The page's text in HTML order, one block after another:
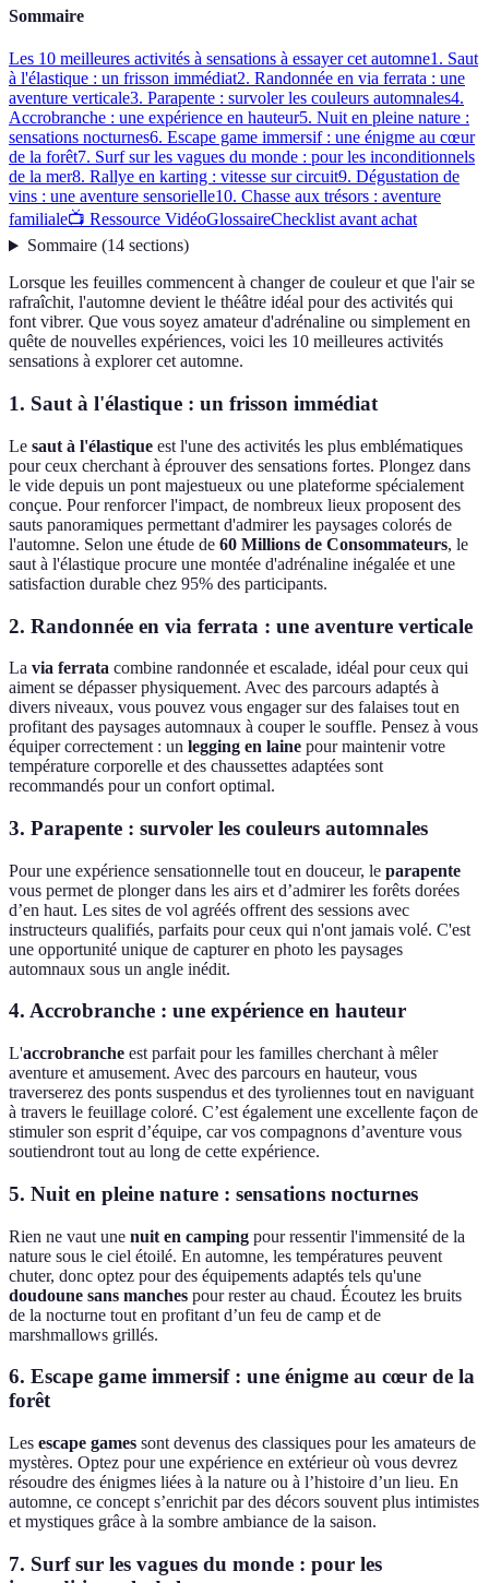
Sommaire
Les 10 meilleures activités à sensations à essayer cet automne1. Saut
à l'élastique : un frisson immédiat2. Randonnée en via ferrata : une
aventure verticale3. Parapente : survoler les couleurs automnales4.
Accrobranche : une expérience en hauteur5. Nuit en pleine nature :
sensations nocturnes6. Escape game immersif : une énigme au cœur
de la forêt7. Surf sur les vagues du monde : pour les inconditionnels
de la mer8. Rallye en karting : vitesse sur circuit9. Dégustation de
vins : une aventure sensorielle10. Chasse aux trésors : aventure
familiale📺 Ressource VidéoGlossaireChecklist avant achat
Sommaire(14 sections)
Lorsque les feuilles commencent à changer de couleur et que l'air se
rafraîchit, l'automne devient le théâtre idéal pour des activités qui
font vibrer. Que vous soyez amateur d'adrénaline ou simplement en
quête de nouvelles expériences, voici les 10 meilleures activités
sensations à explorer cet automne.
1. Saut à l'élastique : un frisson immédiat
Le saut à l'élastique est l'une des activités les plus emblématiques
pour ceux cherchant à éprouver des sensations fortes. Plongez dans
le vide depuis un pont majestueux ou une plateforme spécialement
conçue. Pour renforcer l'impact, de nombreux lieux proposent des
sauts panoramiques permettant d'admirer les paysages colorés de
l'automne. Selon une étude de 60 Millions de Consommateurs, le
saut à l'élastique procure une montée d'adrénaline inégalée et une
satisfaction durable chez 95% des participants.
2. Randonnée en via ferrata : une aventure verticale
La via ferrata combine randonnée et escalade, idéal pour ceux qui
aiment se dépasser physiquement. Avec des parcours adaptés à
divers niveaux, vous pouvez vous engager sur des falaises tout en
profitant des paysages automnaux à couper le souffle. Pensez à vous
équiper correctement : un legging en laine pour maintenir votre
température corporelle et des chaussettes adaptées sont
recommandés pour un confort optimal.
3. Parapente : survoler les couleurs automnales
Pour une expérience sensationnelle tout en douceur, le parapente
vous permet de plonger dans les airs et d’admirer les forêts dorées
d’en haut. Les sites de vol agréés offrent des sessions avec
instructeurs qualifiés, parfaits pour ceux qui n'ont jamais volé. C'est
une opportunité unique de capturer en photo les paysages
automnaux sous un angle inédit.
4. Accrobranche : une expérience en hauteur
L'accrobranche est parfait pour les familles cherchant à mêler
aventure et amusement. Avec des parcours en hauteur, vous
traverserez des ponts suspendus et des tyroliennes tout en naviguant
à travers le feuillage coloré. C’est également une excellente façon de
stimuler son esprit d’équipe, car vos compagnons d’aventure vous
soutiendront tout au long de cette expérience.
5. Nuit en pleine nature : sensations nocturnes
Rien ne vaut une nuit en camping pour ressentir l'immensité de la
nature sous le ciel étoilé. En automne, les températures peuvent
chuter, donc optez pour des équipements adaptés tels qu'une
doudoune sans manches pour rester au chaud. Écoutez les bruits
de la nocturne tout en profitant d’un feu de camp et de
marshmallows grillés.
6. Escape game immersif : une énigme au cœur de la
forêt
Les escape games sont devenus des classiques pour les amateurs de
mystères. Optez pour une expérience en extérieur où vous devrez
résoudre des énigmes liées à la nature ou à l’histoire d’un lieu. En
automne, ce concept s’enrichit par des décors souvent plus intimistes
et mystiques grâce à la sombre ambiance de la saison.
7. Surf sur les vagues du monde : pour les